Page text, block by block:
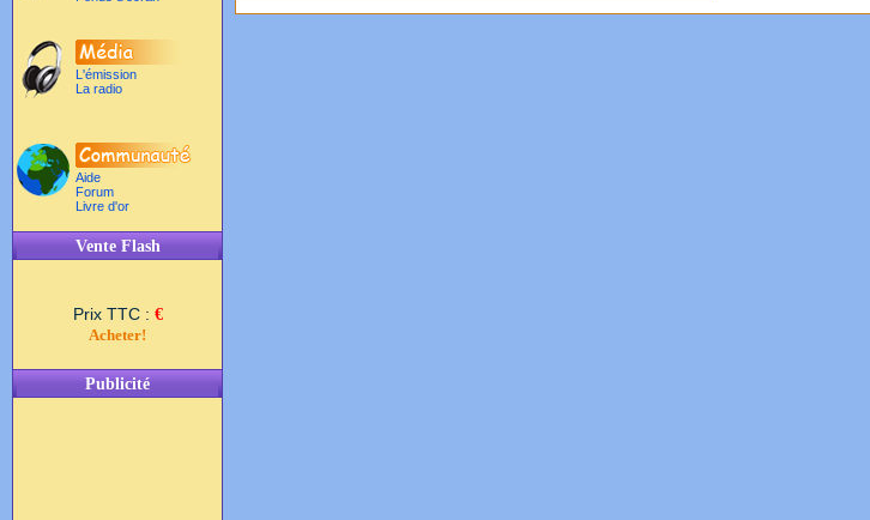
L'émission
La radio
Aide
Forum
Livre d'or
Vente Flash
Prix TTC : €
Acheter!
Publicité